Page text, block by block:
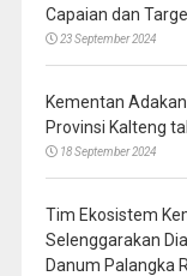
Capaian dan
23 September 2024
Kementan
Provinsi Kalteng
18 September 2024
Tim Ekosistem
Selenggarakan
Danum Palangka